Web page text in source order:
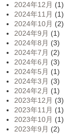
2024年12月 (1)
2024年11月 (1)
2024年10月 (2)
2024年9月 (1)
2024年8月 (3)
2024年7月 (2)
2024年6月 (3)
2024年5月 (1)
2024年3月 (3)
2024年2月 (1)
2023年12月 (3)
2023年11月 (1)
2023年10月 (1)
2023年9月 (2)